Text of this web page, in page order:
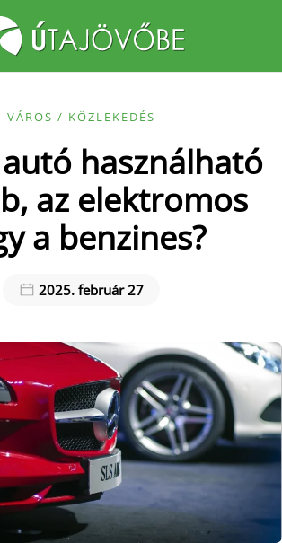
átugrása
VÁROS / KÖZLEKEDÉS
használható
az elektromos
a benzines?
2025. február 27